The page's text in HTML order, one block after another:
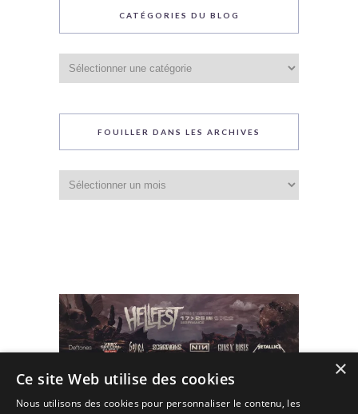
CATÉGORIES DU BLOG
du
blog
FOUILLER DANS LES ARCHIVES
dans
les
×
Ce site Web utilise des cookies
Nous utilisons des cookies pour personnaliser le contenu, les